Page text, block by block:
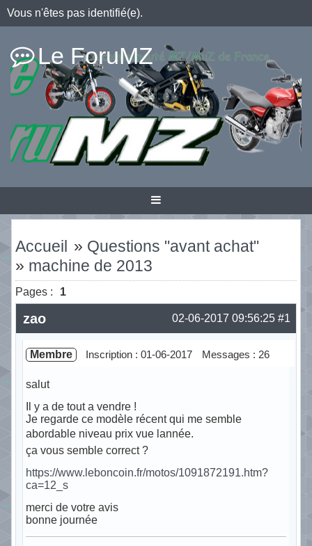
Vous n'êtes pas identifié(e).
Le ForuMZ
Accueil » Questions "avant achat"
» machine de 2013
Pages : 1
#1
02-06-2017 09:56:25
zao
Membre Inscription : 01-06-2017 Messages : 26
salut
Il y a de tout a vendre !
Je regarde ce modèle récent qui me semble
abordable niveau prix vue lannée.
ça vous semble correct ?
https://www.leboncoin.fr/motos/1091872191.htm?
ca=12_s
merci de votre avis
bonne journée